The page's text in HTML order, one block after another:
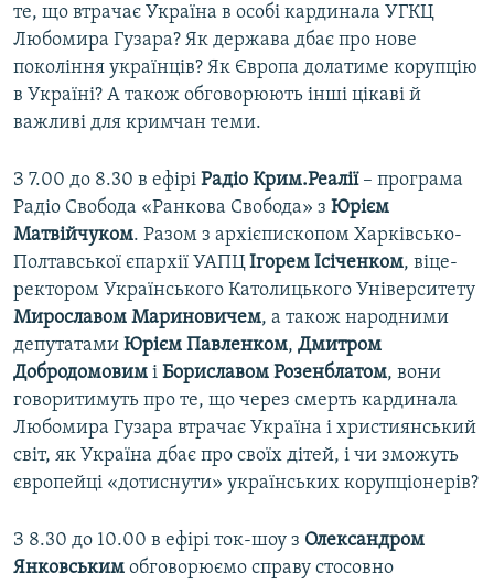
Усі сайти RFE/RL
те, що втрачає Україна в особі кардинала УГКЦ
Любомира Гузара? Як держава дбає про нове
покоління українців? Як Європа долатиме корупцію
в Україні? А також обговорюють інші цікаві й
важливі для кримчан теми.
З 7.00 до 8.30 в ефірі Радіо Крим.Реалії – програма
Радіо Свобода «Ранкова Свобода» з Юрієм
Матвійчуком. Разом з архієпископом Харківсько-
Полтавської єпархії УАПЦІгорем Ісіченком, віце-
ректором Українського Католицького Університету
Мирославом Мариновичем, а також народними
депутатами Юрієм Павленком, Дмитром
Добродомовим і Бориславом Розенблатом, вони
говоритимуть про те, що через смерть кардинала
Любомира Гузара втрачає Україна і християнський
світ, як Україна дбає про своїх дітей, і чи зможуть
європейці «дотиснути» українських корупціонерів?
З 8.30 до 10.00 в ефірі ток-шоу з Олександром
Янковським обговорюємо справу стосовно